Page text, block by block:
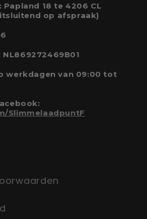
Papland 18 te 4206 CL
op afspraak)
werkdagen van 09:00 tot
SlimmelaadpuntF